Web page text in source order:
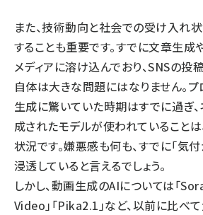
また、技術動向と社会での受け入れ
することも重要です。すでに文章生
メディアに溶け込んでおり、SNSの投
自体は大きな問題にはなりません。
生成に驚いていた時期はすでに過ぎ
成されたモデルが使われていることは
状況です。嫌悪感も何も、すでに「気
浸透していると言えるでしょう。
しかし、動画生成のAIについては「
Video」「Pika2.1」など、以前に比べ